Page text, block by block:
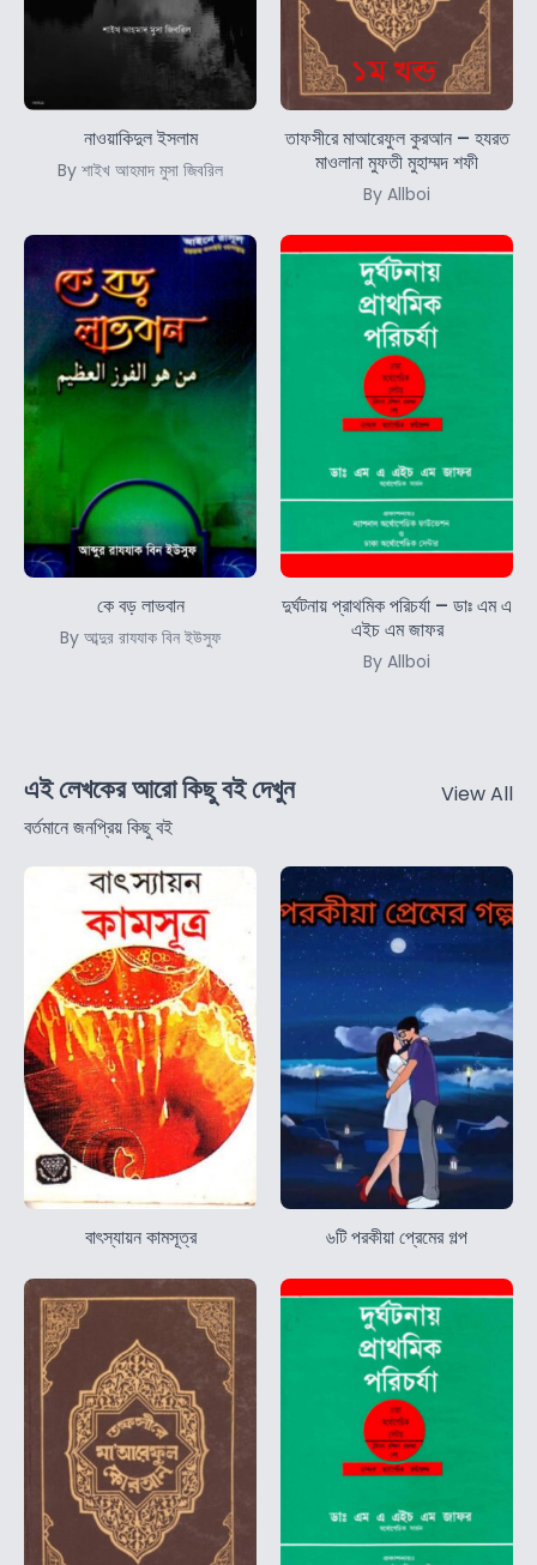
নাওয়াকিদুল ইসলাম
By শাইখ আহমাদ মুসা জিবরিল
তাফসীরে মাআরেফুল কুরআন – হযরত
মাওলানা মুফতী মুহাম্মদ শফী
By Allboi
কে বড় লাভবান
By আব্দুর রাযযাক বিন ইউসুফ
দুর্ঘটনায় প্রাথমিক পরিচর্যা – ডাঃ এম এ
এইচ এম জাফর
By Allboi
এই লেখকের আরো কিছু বই দেখুন
বর্তমানে জনপ্রিয় কিছু বই
View All
বাৎস্যায়ন কামসূত্র ৬টি পরকীয়া প্রেমের গল্প